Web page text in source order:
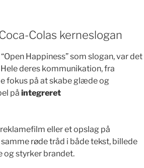
Colas kerneslogan
Happiness” som slogan, var det
deres kommunikation, fra
fokus på at skabe glæde og
på integreret
eller et opslag på
røde tråd i både tekst, billede
og styrker brandet.